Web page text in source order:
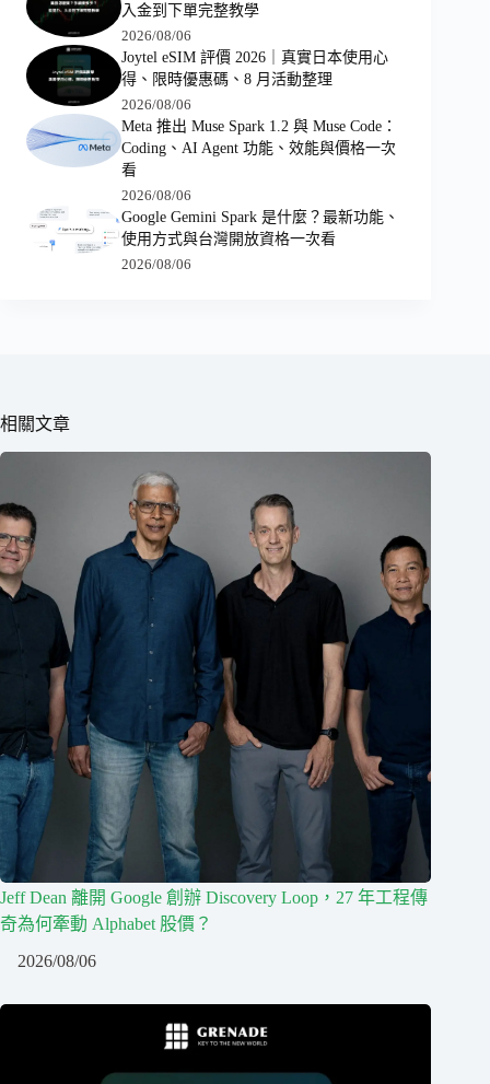
入金到下單完整教學
2026/08/06
Joytel eSIM 評價 2026｜真實日本使用心
得、限時優惠碼、8 月活動整理
2026/08/06
Meta 推出 Muse Spark 1.2 與 Muse Code：
Coding、AI Agent 功能、效能與價格一次
看
2026/08/06
Google Gemini Spark 是什麼？最新功能、
使用方式與台灣開放資格一次看
2026/08/06
相關文章
Jeff Dean 離開 Google 創辦 Discovery Loop，27 年工程傳
奇為何牽動 Alphabet 股價？
2026/08/06